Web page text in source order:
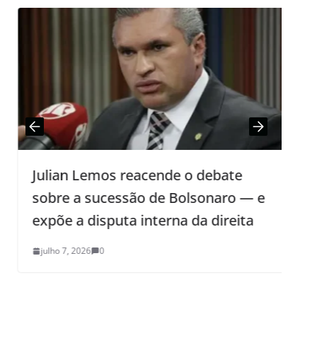
Julian Lemos reacende o debate
sobre a sucessão de Bolsonaro — e
expõe a disputa interna da direita
julho 7, 2026 0